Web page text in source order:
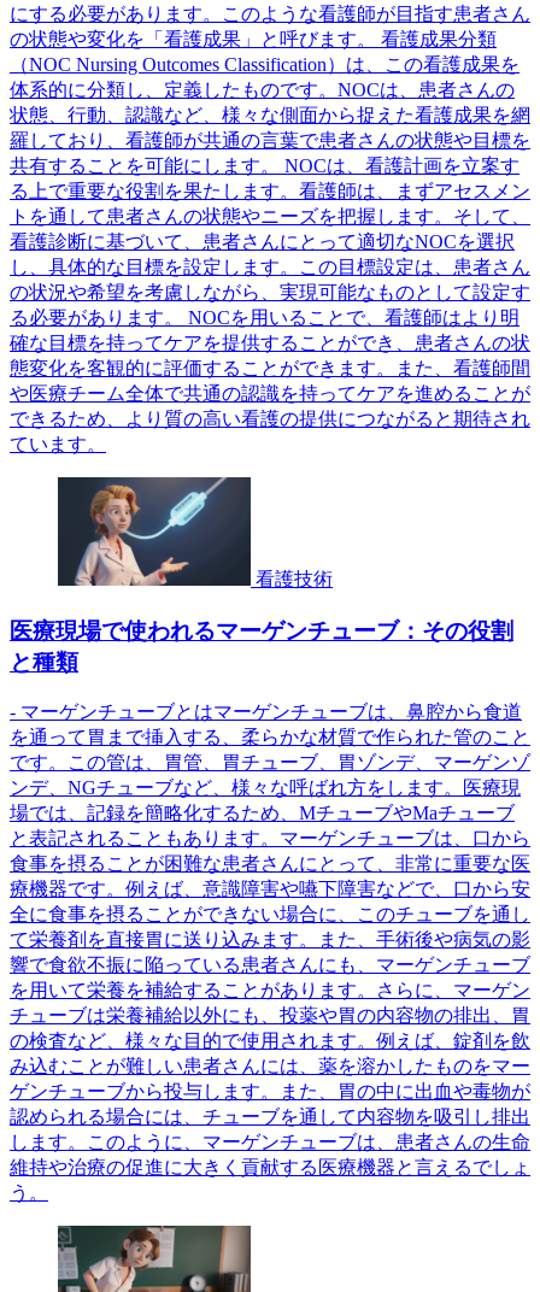
にする必要があります。このような看護師が目指す患者さん
の状態や変化を「看護成果」と呼びます。 看護成果分類
（NOC Nursing Outcomes Classification）は、この看護成果を
体系的に分類し、定義したものです。NOCは、患者さんの
状態、行動、認識など、様々な側面から捉えた看護成果を網
羅しており、看護師が共通の言葉で患者さんの状態や目標を
共有することを可能にします。 NOCは、看護計画を立案す
る上で重要な役割を果たします。看護師は、まずアセスメン
トを通して患者さんの状態やニーズを把握します。そして、
看護診断に基づいて、患者さんにとって適切なNOCを選択
し、具体的な目標を設定します。この目標設定は、患者さん
の状況や希望を考慮しながら、実現可能なものとして設定す
る必要があります。 NOCを用いることで、看護師はより明
確な目標を持ってケアを提供することができ、患者さんの状
態変化を客観的に評価することができます。また、看護師間
や医療チーム全体で共通の認識を持ってケアを進めることが
できるため、より質の高い看護の提供につながると期待され
ています。
看護技術
医療現場で使われるマーゲンチューブ：その役割
と種類
- マーゲンチューブとはマーゲンチューブは、鼻腔から食道
を通って胃まで挿入する、柔らかな材質で作られた管のこと
です。この管は、胃管、胃チューブ、胃ゾンデ、マーゲンゾ
ンデ、NGチューブなど、様々な呼ばれ方をします。医療現
場では、記録を簡略化するため、MチューブやMaチューブ
と表記されることもあります。マーゲンチューブは、口から
食事を摂ることが困難な患者さんにとって、非常に重要な医
療機器です。例えば、意識障害や嚥下障害などで、口から安
全に食事を摂ることができない場合に、このチューブを通し
て栄養剤を直接胃に送り込みます。また、手術後や病気の影
響で食欲不振に陥っている患者さんにも、マーゲンチューブ
を用いて栄養を補給することがあります。さらに、マーゲン
チューブは栄養補給以外にも、投薬や胃の内容物の排出、胃
の検査など、様々な目的で使用されます。例えば、錠剤を飲
み込むことが難しい患者さんには、薬を溶かしたものをマー
ゲンチューブから投与します。また、胃の中に出血や毒物が
認められる場合には、チューブを通して内容物を吸引し排出
します。このように、マーゲンチューブは、患者さんの生命
維持や治療の促進に大きく貢献する医療機器と言えるでしょ
う。